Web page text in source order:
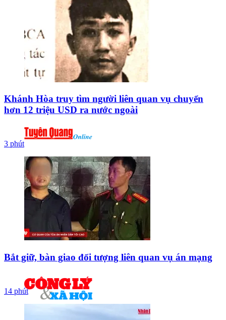
Khánh Hòa truy tìm người liên quan vụ chuyển
hơn 12 triệu USD ra nước ngoài
3 phút
Bắt giữ, bàn giao đối tượng liên quan vụ án mạng
14 phút